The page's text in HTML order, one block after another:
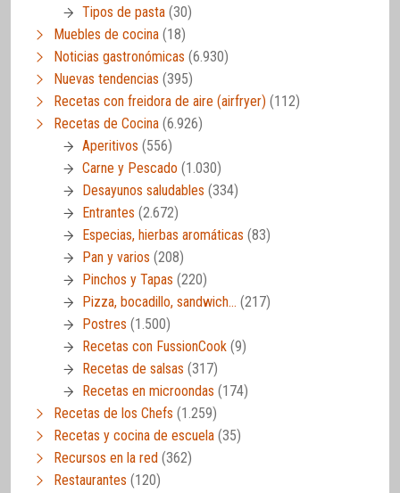
Tipos de pasta (30)
Muebles de cocina (18)
Noticias gastronómicas (6.930)
Nuevas tendencias (395)
Recetas con freidora de aire (airfryer) (112)
Recetas de Cocina (6.926)
Aperitivos (556)
Carne y Pescado (1.030)
Desayunos saludables (334)
Entrantes (2.672)
Especias, hierbas aromáticas (83)
Pan y varios (208)
Pinchos y Tapas (220)
Pizza, bocadillo, sandwich… (217)
Postres (1.500)
Recetas con FussionCook (9)
Recetas de salsas (317)
Recetas en microondas (174)
Recetas de los Chefs (1.259)
Recetas y cocina de escuela (35)
Recursos en la red (362)
Restaurantes (120)